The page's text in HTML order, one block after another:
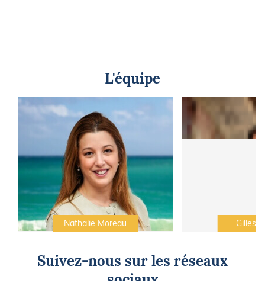
L'équipe
Nathalie Moreau Gilles
Suivez-nous sur les réseaux
sociaux